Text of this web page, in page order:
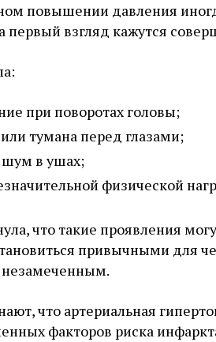
повышении давления
первый взгляд кажутся
при поворотах головы;
тумана перед глазами;
шум в ушах;
физической
что такие проявления
привычными для
незамеченным.
что артериальная
факторов риска